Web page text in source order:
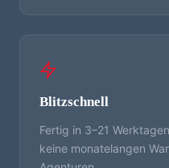
Blitzschnell
Fertig in 3–21
keine monatelangen